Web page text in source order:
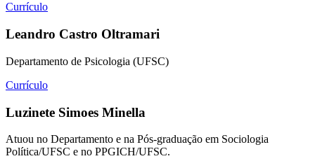
Currículo
Leandro Castro Oltramari
Departamento de Psicologia (UFSC)
Currículo
Luzinete Simoes Minella
Atuou no Departamento e na Pós-graduação em Sociologia
Política/UFSC e no PPGICH/UFSC.